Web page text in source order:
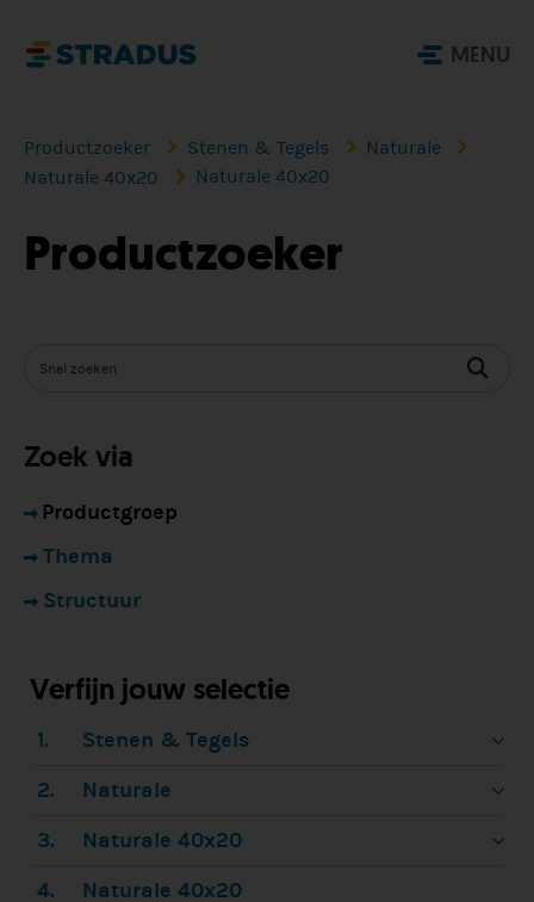
MENU
Productzoeker Stenen & Tegels
Naturale
Naturale 40x20
Naturale 40x20
Productzoeker
Zoek via
Productgroep
Thema
Structuur
Verfijn jouw selectie
1.
Stenen & Tegels
2.
Naturale
3.
Naturale 40x20
4.
Naturale 40x20